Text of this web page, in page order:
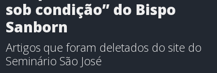
sob condição” do Bispo
Sanborn
Artigos que foram deletados do site do
Seminário São José